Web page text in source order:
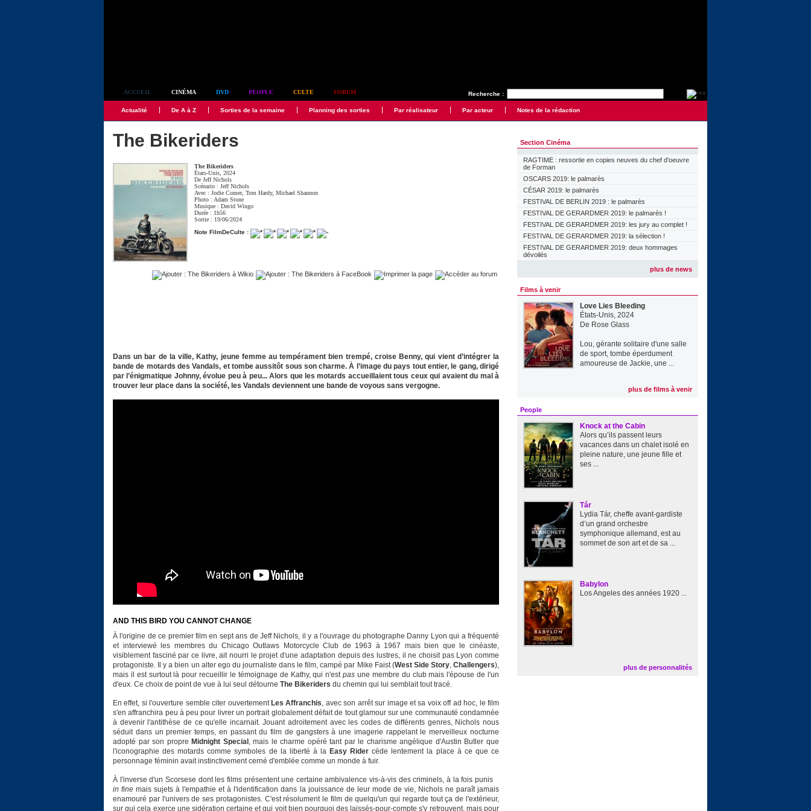
Recherche :
ACCUEIL CINÉMA DVD PEOPLE CULTE FORUM
Actualité De A à Z Sorties de la semaine Planning des sorties Par réalisateur Par acteur Notes de la rédaction
The Bikeriders
The Bikeriders
États-Unis, 2024
DeJeff Nichols
Scénario :Jeff Nichols
Avec :Jodie Comer,Tom Hardy,Michael Shannon
Photo : Adam Stone
Musique :David Wingo
Durée : 1h56
Sortie : 19/06/2024
Note FilmDeCulte :
Dans un bar de la ville, Kathy, jeune femme au tempérament bien trempé, croise Benny, qui vient d’intégrer la
bande de motards des Vandals, et tombe aussitôt sous son charme. À l’image du pays tout entier, le gang, dirigé
par l’énigmatique Johnny, évolue peu à peu... Alors que les motards accueillaient tous ceux qui avaient du mal à
trouver leur place dans la société, les Vandals deviennent une bande de voyous sans vergogne.
AND THIS BIRD YOU CANNOT CHANGE
À l'origine de ce premier film en sept ans de Jeff Nichols, il y a l'ouvrage du photographe Danny Lyon qui a fréquenté
et interviewé les membres du Chicago Outlaws Motorcycle Club de 1963 à 1967 mais bien que le cinéaste,
visiblement fasciné par ce livre, ait nourri le projet d'une adaptation depuis des lustres, il ne choisit pas Lyon comme
protagoniste. Il y a bien un alter ego du journaliste dans le film, campé par Mike Faist (West Side Story,Challengers),
mais il est surtout là pour recueillir le témoignage de Kathy, qui n'estpas une membre du club mais l'épouse de l'un
d'eux. Ce choix de point de vue à lui seul détourne The Bikeriders du chemin qui lui semblait tout tracé.
En effet, si l'ouverture semble citer ouvertement Les Affranchis, avec son arrêt sur image et sa voix off ad hoc, le film
s'en affranchira peu à peu pour livrer un portrait globalement défait de tout glamour sur une communauté condamnée
à devenir l'antithèse de ce qu'elle incarnait. Jouant adroitement avec les codes de différents genres, Nichols nous
séduit dans un premier temps, en passant du film de gangsters à une imagerie rappelant le merveilleux nocturne
adopté par son propre Midnight Special , mais le charme opéré tant par le charisme angélique d'Austin Butler que
l'iconographie des motards comme symboles de la liberté à la Easy Rider cède lentement la place à ce que ce
personnage féminin avait instinctivement cerné d'emblée comme un monde à fuir.
À l'inverse d'un Scorsese dont les films présentent une certaine ambivalence vis-à-vis des criminels, à la fois punis
in fine mais sujets à l'empathie et à l'identification dans la jouissance de leur mode de vie, Nichols ne paraît jamais
enamouré par l'univers de ses protagonistes. C'est résolument le film de quelqu'un qui regarde tout ça de l'extérieur,
sur qui cela exerce une sidération certaine et qui voit bien pourquoi des laissés-pour-compte s'y retrouvent, mais pour
Section Cinéma
RAGTIME : ressortie en copies neuves du chef d'oeuvre
de Forman
OSCARS 2019: le palmarès
CÉSAR 2019: le palmarès
FESTIVAL DE BERLIN 2019 : le palmarès
FESTIVAL DE GERARDMER 2019: le palmarès !
FESTIVAL DE GERARDMER 2019: les jury au complet !
FESTIVAL DE GERARDMER 2019: la sélection !
FESTIVAL DE GERARDMER 2019: deux hommages
dévoilés
plus de news
Films à venir
Love Lies Bleeding
États-Unis, 2024
De Rose Glass
Lou, gérante solitaire d'une salle
de sport, tombe éperdument
amoureuse de Jackie, une ...
plus de films à venir
People
Knock at the Cabin
Alors qu’ils passent leurs
vacances dans un chalet isolé en
pleine nature, une jeune fille et
ses ...
Tár
Lydia Tár, cheffe avant-gardiste
d’un grand orchestre
symphonique allemand, est au
sommet de son art et de sa ...
Babylon
Los Angeles des années 1920 ...
plus de personnalités